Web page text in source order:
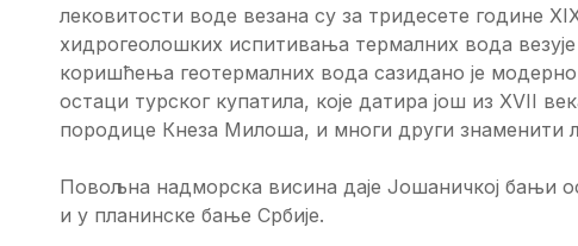
лековитости воде везана су за тридесете године
хидрогеолошких испитивања термалних вода
коришћења геотермалних вода сазидано је
остаци турског купатила, које датира још из XVII
породице Кнеза Милоша, и многи други знаменити
Повољна надморска висина даје Јошаничкој бањи
и у планинске бање Србије.